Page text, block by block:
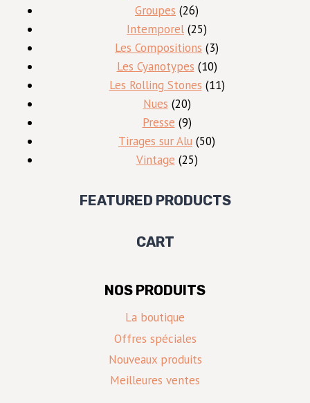
Groupes 2626
produits
Intemporel 2525
produits
Les Compositions 33
produits
Les Cyanotypes 1010
produits
Les Rolling Stones 1111
Nues 2020
produits
Presse 99
produits
Tirages sur Alu 5050
Vintage 2525
FEATURED PRODUCTS
CART
NOS PRODUITS
La boutique
Offres spéciales
Nouveaux produits
Meilleures ventes